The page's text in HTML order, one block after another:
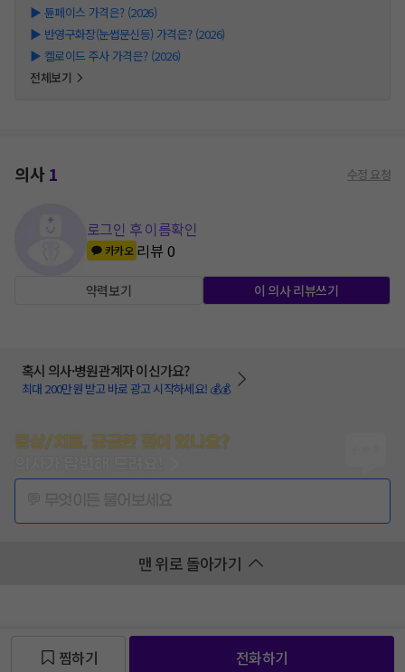
▶ 튠페이스 가격은? (2026)
▶ 반영구화장(눈썹문신등) 가격은? (2026)
▶ 켈로이드 주사 가격은? (2026)
전체보기
의사1 수정 요청
로그인 후 이름확인
카카오 리뷰0
약력보기 이 의사 리뷰쓰기
혹시 의사·병원관계자 이신가요?
최대 200만원 받고 바로 광고 시작하세요! 💰💰
증상/치료, 궁금한 점이 있나요?
맨 위로 돌아가기
찜하기 전화하기